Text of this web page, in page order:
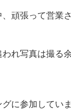
頑張って営業
れ写真は撮る
に参加していま